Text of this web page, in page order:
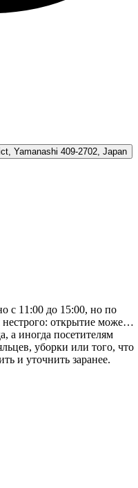
Yamanashi 409-2702, Japan
с 11:00 до 15:00, но по
открытие может
а иногда посетителям
уборки или того, что
и уточнить заранее.